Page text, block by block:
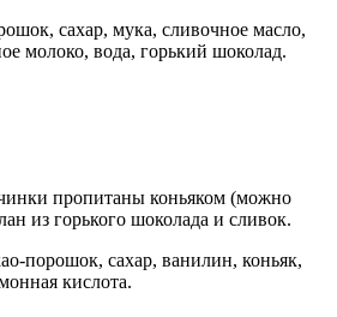
сахар, мука, сливочное масло,
молоко, вода, горький шоколад.
пропитаны коньяком (можно
из горького шоколада и сливок.
порошок, сахар, ванилин, коньяк,
кислота.